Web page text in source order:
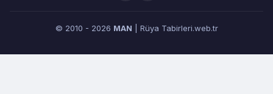
© 2010 - 2026 MAN | Rüya Tabirleri.web.tr